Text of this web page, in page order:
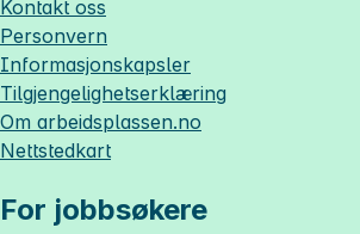
Kontakt oss
Personvern
Informasjonskapsler
Tilgjengelighetserklæring
Om arbeidsplassen.no
Nettstedkart
For jobbsøkere